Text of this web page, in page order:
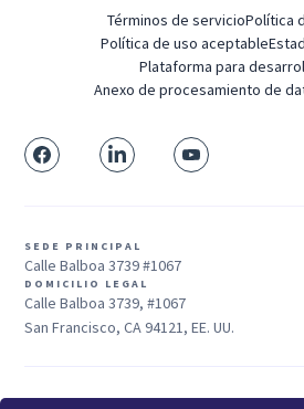
Términos de servicioPolítica
Política de uso aceptable
Plataforma para
Anexo de procesamiento de
SEDE PRINCIPAL
Calle Balboa 3739 #1067
DOMICILIO LEGAL
Calle Balboa 3739, #1067
San Francisco, CA 94121, EE. UU.